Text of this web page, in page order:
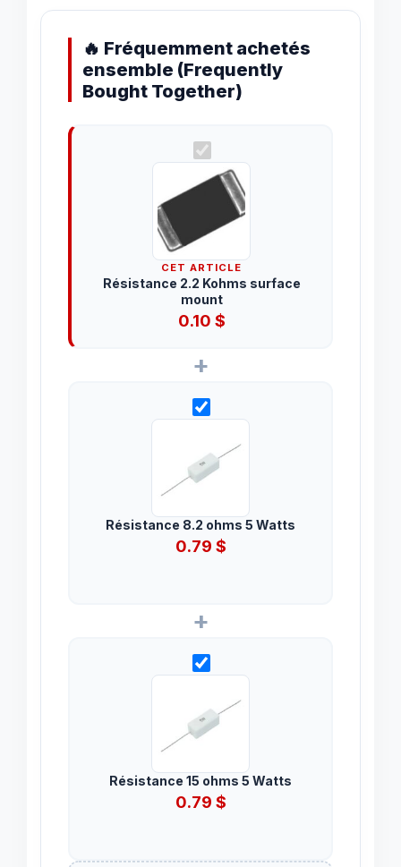
🔥 Fréquemment achetés
ensemble (Frequently
Bought Together)
CET ARTICLE
Résistance 2.2 Kohms surface
mount
0.10 $
+
Résistance 8.2 ohms 5 Watts
0.79 $
+
Résistance 15 ohms 5 Watts
0.79 $